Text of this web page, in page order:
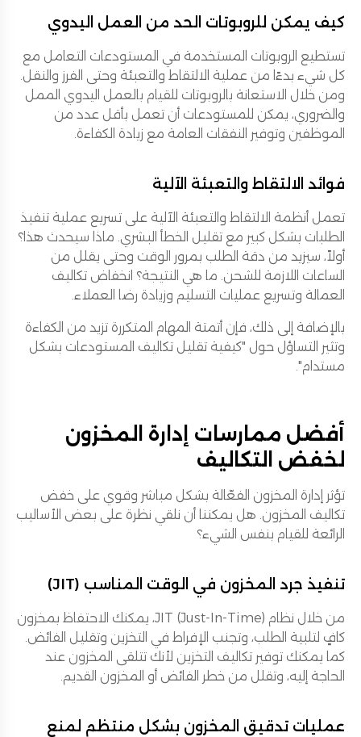
كيف يمكن للروبوتات الحد من العمل اليدوي
تستطيع الروبوتات المستخدمة في المستودعات التعامل مع
كل شيء بدءًا من عملية الالتقاط والتعبئة وحتى الفرز والنقل.
ومن خلال الاستعانة بالروبوتات للقيام بالعمل اليدوي الممل
والضروري، يمكن للمستودعات أن تعمل بأقل عدد من
الموظفين وتوفير النفقات العامة مع زيادة الكفاءة.
فوائد الالتقاط والتعبئة الآلية
تعمل أنظمة الالتقاط والتعبئة الآلية على تسريع عملية تنفيذ
الطلبات بشكل كبير مع تقليل الخطأ البشري. ماذا سيحدث هذا؟
أولاً، سيزيد من دقة الطلب بمرور الوقت وحتى يقلل من
الساعات اللازمة للشحن. ما هي النتيجة؟ انخفاض تكاليف
العمالة وتسريع عمليات التسليم وزيادة رضا العملاء.
بالإضافة إلى ذلك، فإن أتمتة المهام المتكررة تزيد من الكفاءة
وتثير التساؤل حول "كيفية تقليل تكاليف المستودعات بشكل
مستدام".
أفضل ممارسات إدارة المخزون
لخفض التكاليف
تؤثر إدارة المخزون الفعّالة بشكل مباشر وقوي على خفض
تكاليف المخزون. هل يمكننا أن نلقي نظرة على بعض الأساليب
الرائعة للقيام بنفس الشيء؟
تنفيذ جرد المخزون في الوقت المناسب (JIT)
من خلال نظام JIT (Just-In-Time)، يمكنك الاحتفاظ بمخزون
كافٍ لتلبية الطلب، وتجنب الإفراط في التخزين وتقليل الفائض.
كما يمكنك توفير تكاليف التخزين لأنك تتلقى المخزون عند
الحاجة إليه، وتقلل من خطر الفائض أو المخزون القديم.
عمليات تدقيق المخزون بشكل منتظم لمنع